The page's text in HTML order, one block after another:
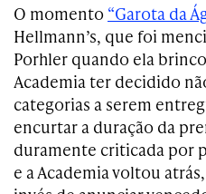
O momento “Garota da
Hellmann’s, que foi
Porhler quando ela
Academia ter decidido
categorias a serem
encurtar a duração da
duramente criticada por
e a Academia voltou